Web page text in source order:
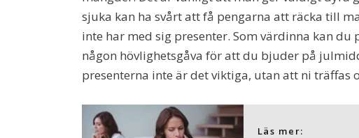
sjuka kan ha svårt att få pengarna att räcka till
inte har med sig presenter. Som värdinna kan
någon hövlighetsgåva för att du bjuder på
presenterna inte är det viktiga, utan att ni träffas
Läs mer: